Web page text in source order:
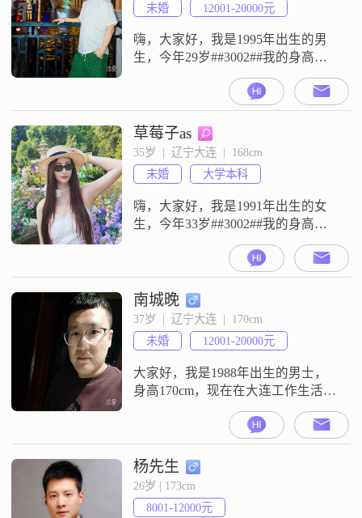
未婚
12001-20000元
嗨，大家好，我是1995年出生的男
生，今年29岁##3002##我的身高是
173cm##3002##目前我的月收入在
12001到20000元这个区间，工作地
点是在大连##3002##关于学历，我
是高中及以下##3002##我这个人性
格比较稳重可靠，平时做事很有责
任感，也挺有耐心，待人比较包容
##3002##我觉得家庭很
草莓子as
35岁  |  辽宁大连  |  168cm
未婚
大学本科
嗨，大家好，我是1991年出生的女
生，今年33岁##3002##我的身高是
168cm##3002##目前我的工作地点在
大连，月收入在20001元到50000元
这个区间##3002##我的学历是大学
本科##3002##我是一个性格开朗爱
笑的人，平时待人接物都比较乐观
积极##3002##在生活态度上，我比
较看重工作与生活的
南城晚
37岁  |  辽宁大连  |  170cm
未婚
12001-20000元
大家好，我是1988年出生的男士，
身高170cm，现在在大连工作生活
##3002##我的学历是大专，目前的
月收入在10001到15000元之间，房
子120平可看海无遮挡，车是Model
y##3002##关于我的性格，我是一个
乐观积极的人，平时幽默风趣，情
绪也比较稳定##3002##在感情里，
我觉得真诚相待非常重要，希
杨先生
26岁 | 173cm
8001-12000元